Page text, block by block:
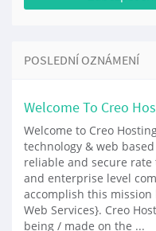
POSLEDNÍ OZNÁMENÍ
Welcome To Creo
Welcome to Creo
technology & web
reliable and secure rate
and enterprise level
accomplish this mission
Web Services}. Creo
being / made on the ...